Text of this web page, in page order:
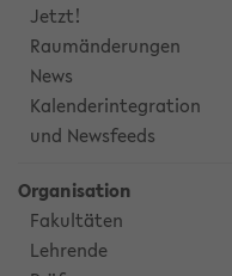
Jetzt!
Raumänderungen
News
Kalenderintegration
und Newsfeeds
Organisation
Fakultäten
Lehrende